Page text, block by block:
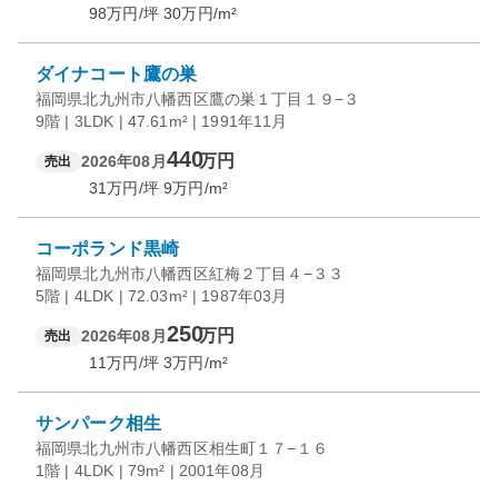
98万円/坪 30万円/m²
ダイナコート鷹の巣
福岡県北九州市八幡西区鷹の巣１丁目１９−３
9階 | 3LDK | 47.61m² | 1991年11月
売出 2026年08月 440万円
31万円/坪 9万円/m²
コーポランド黒崎
福岡県北九州市八幡西区紅梅２丁目４−３３
5階 | 4LDK | 72.03m² | 1987年03月
売出 2026年08月 250万円
11万円/坪 3万円/m²
サンパーク相生
福岡県北九州市八幡西区相生町１７−１６
1階 | 4LDK | 79m² | 2001年08月